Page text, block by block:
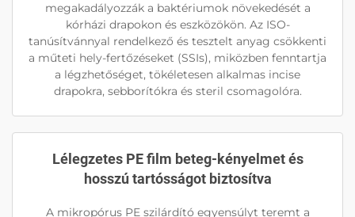
megakadályozzák a baktériumok növekedését a
kórházi drapokon és eszközökön. Az ISO-
tanúsítvánnyal rendelkező és tesztelt anyag csökkenti
a műteti hely-fertőzéseket (SSIs), miközben fenntartja
a légzhetőséget, tökéletesen alkalmas incise
drapokra, sebborítókra és steril csomagolóra.
Lélegzetes PE film beteg-kényelmet és
hosszú tartósságot biztosítva
A mikropórus PE szilárdító egyensúlyt teremt a